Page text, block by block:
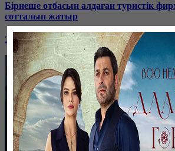
Бірнеше отбасын алдаған туристік
сотталып жатыр
26 января, 19:36